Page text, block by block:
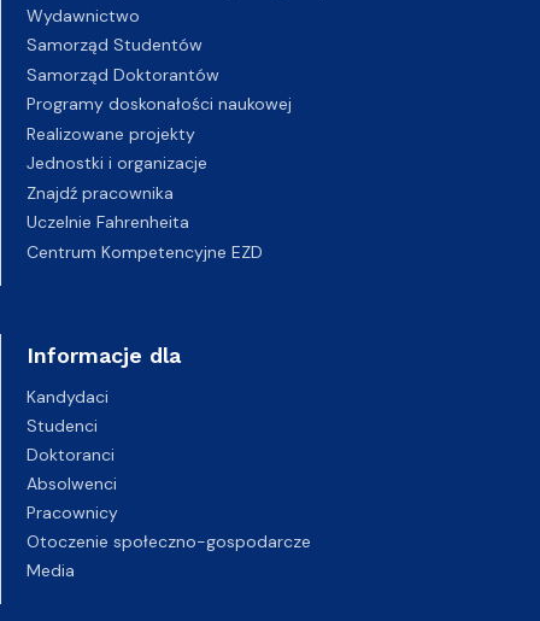
Wydawnictwo
Samorząd Studentów
Samorząd Doktorantów
Programy doskonałości naukowej
Realizowane projekty
Jednostki i organizacje
Znajdź pracownika
Uczelnie Fahrenheita
Centrum Kompetencyjne EZD
Informacje dla
Kandydaci
Studenci
Doktoranci
Absolwenci
Pracownicy
Otoczenie społeczno-gospodarcze
Media